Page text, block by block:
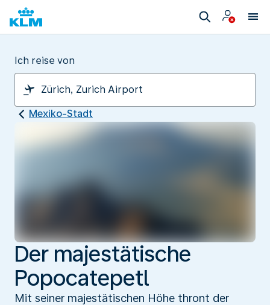
Ich reise von
Mexiko-Stadt
Der majestätische
Popocatepetl
Mit seiner majestätischen Höhe thront der